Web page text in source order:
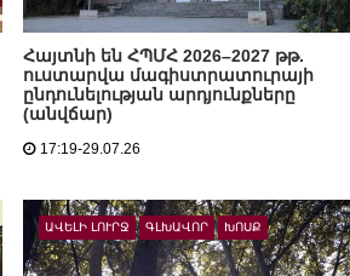
Հայտնի են ՀՊՄՀ 2026–2027 թթ.
ուստարվա մագիստրատուրայի
ընդունելության արդյունքները
(անվճար)
17:19-29.07.26
ԱՎԵԼԻ ԼՈՒՐՋ ԳԼԽԱՎՈՐ ԽՈՍՔ